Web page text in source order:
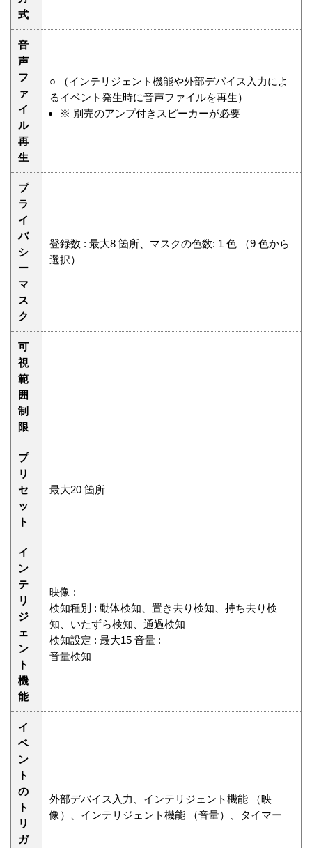
式
音
声
フ
ァ
イ
ル
再
生
○ （インテリジェント機能や外部デバイス入力によ
るイベント発生時に音声ファイルを再生）
※ 別売のアンプ付きスピーカーが必要
プ
ラ
イ
バ
シ
ー
マ
ス
ク
登録数 : 最大8 箇所、マスクの色数: 1 色 （9 色から
選択）
可
視
範
囲
制
限
–
プ
リ
セ
ッ
ト
最大20 箇所
イ
ン
テ
リ
ジ
ェ
ン
ト
機
能
映像 :
検知種別 : 動体検知、置き去り検知、持ち去り検
知、いたずら検知、通過検知
検知設定 : 最大15 音量 :
音量検知
イ
ベ
ン
ト
の
ト
リ
ガ
外部デバイス入力、インテリジェント機能 （映
像）、インテリジェント機能 （音量）、タイマー